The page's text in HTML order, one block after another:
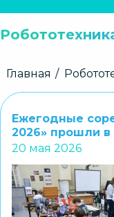
НАВИГАЦИЯ
Строка
Главная
Ежегодные
2026» прошли в
20 мая 2026